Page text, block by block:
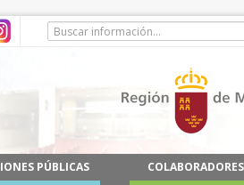
PÚBLICAS COLABORADORES